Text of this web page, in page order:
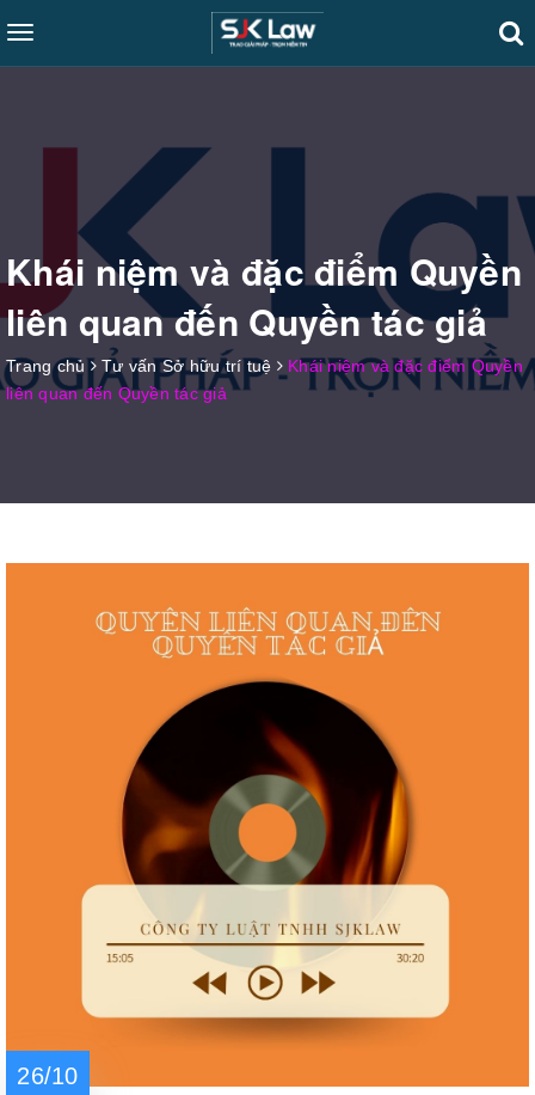
Toggle
navigation
Khái niệm và đặc điểm Quyền
liên quan đến Quyền tác giả
Trang chủ Tư vấn Sở hữu trí tuệ
Khái niệm và đặc điểm Quyền
liên quan đến Quyền tác giả
26/10